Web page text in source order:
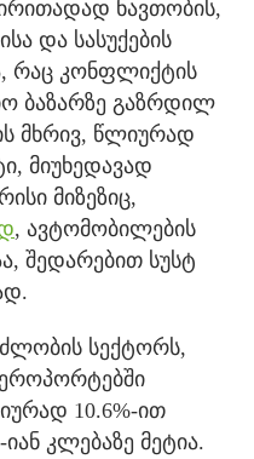
ნავთობის,
და სასუქების
რაც კონფლიქტის
ბაზარზე გაზრდილ
მხრივ, წლიურად
მიუხედავად
მიზეზიც,
, ავტომობილების
შედარებით სუსტ
სექტორს,
10.6%-ით
კლებაზე მეტია.